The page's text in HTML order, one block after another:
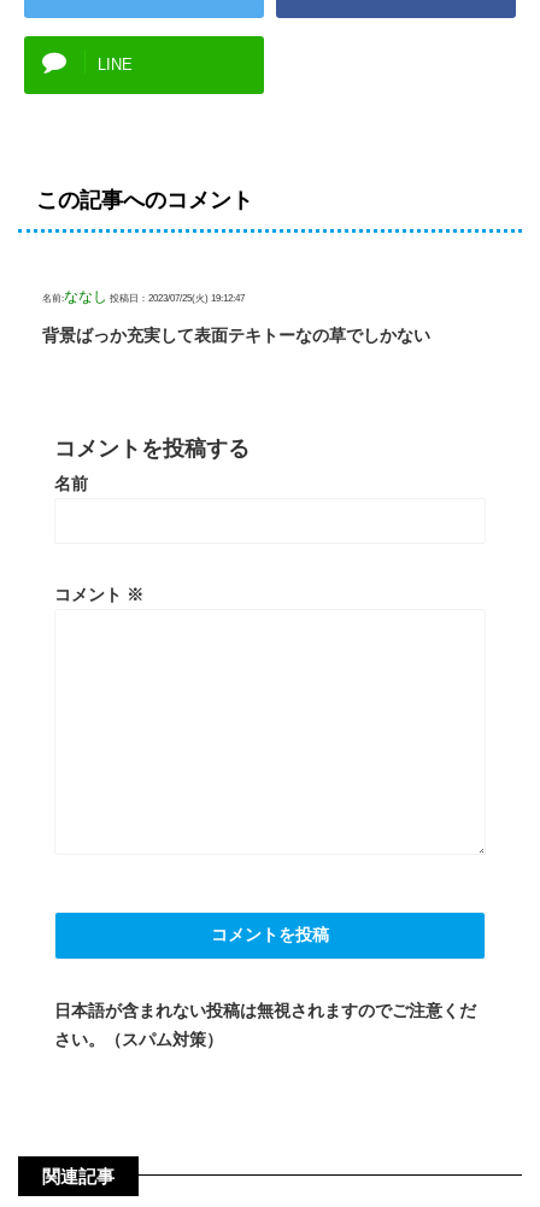
LINE
この記事へのコメント
名前:ななし 投稿日：2023/07/25(火) 19:12:47
背景ばっか充実して表面テキトーなの草でしかない
コメントを投稿する
名前
コメント ※
日本語が含まれない投稿は無視されますのでご注意くだ
さい。（スパム対策）
関連記事